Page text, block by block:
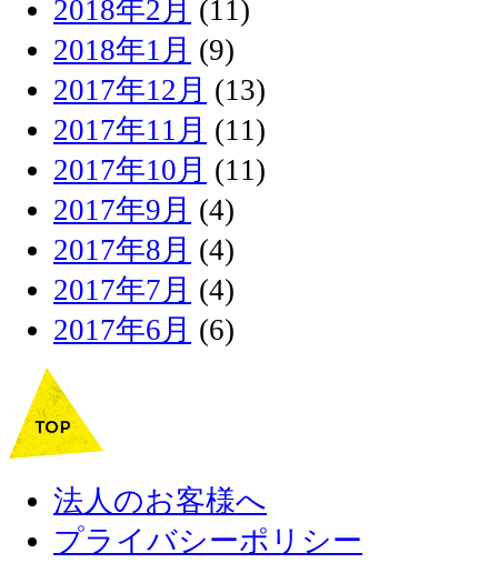
2018年2月 (11)
2018年1月 (9)
2017年12月 (13)
2017年11月 (11)
2017年10月 (11)
2017年9月 (4)
2017年8月 (4)
2017年7月 (4)
2017年6月 (6)
法人のお客様へ
プライバシーポリシー